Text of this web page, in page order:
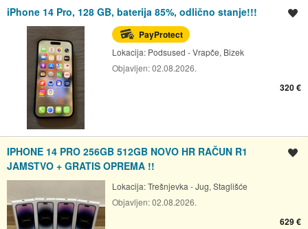
iPhone 14 Pro, 128 GB, baterija 85%, odlično stanje!!!
PayProtect
Lokacija: Podsused - Vrapče, Bizek
Objavljen:02.08.2026.
320 €
IPHONE 14 PRO 256GB 512GB NOVO HR RAČUN R1
JAMSTVO + GRATIS OPREMA !!
Lokacija:Trešnjevka - Jug, Staglišće
Objavljen:02.08.2026.
629 €